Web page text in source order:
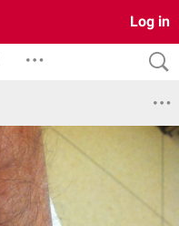
Log in